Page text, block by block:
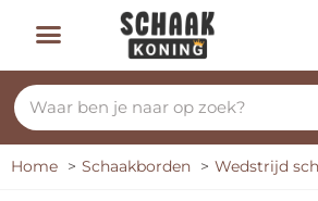
Home Schaakborden Wedstrijd